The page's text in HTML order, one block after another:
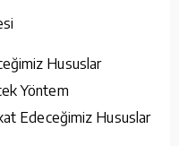
Hususlar
Yöntem
Edeceğimiz Hususlar